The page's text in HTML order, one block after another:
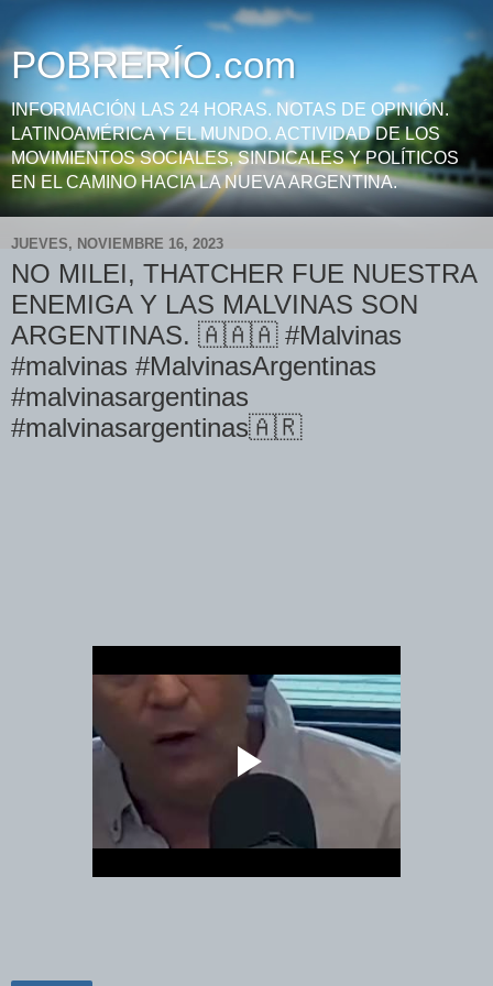
POBRERÍO.com
INFORMACIÓN LAS 24 HORAS. NOTAS DE OPINIÓN.
LATINOAMÉRICA Y EL MUNDO. ACTIVIDAD DE LOS
MOVIMIENTOS SOCIALES, SINDICALES Y POLÍTICOS
EN EL CAMINO HACIA LA NUEVA ARGENTINA.
JUEVES, NOVIEMBRE 16, 2023
NO MILEI, THATCHER FUE NUESTRA
ENEMIGA Y LAS MALVINAS SON
ARGENTINAS. 🇦🇦🇦 #Malvinas
#malvinas #MalvinasArgentinas
#malvinasargentinas
#malvinasargentinas🇦🇷